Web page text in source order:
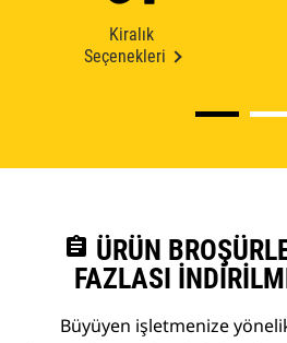
Kiralık
Seçenekleri
assignment ÜRÜN
FAZLASI
Büyüyen işletmenize